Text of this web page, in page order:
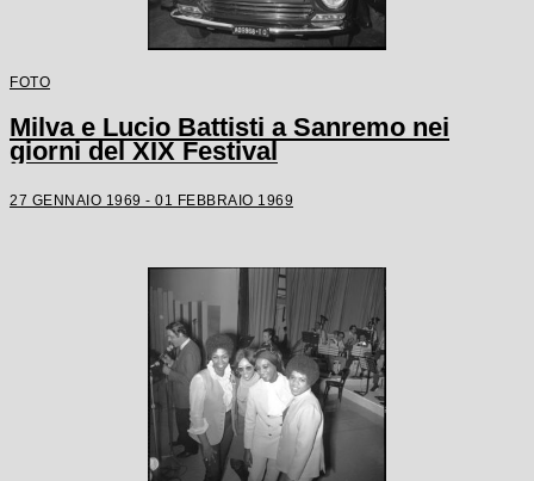
FOTO
Milva e Lucio Battisti a Sanremo nei
giorni del XIX Festival
27 GENNAIO 1969 - 01 FEBBRAIO 1969